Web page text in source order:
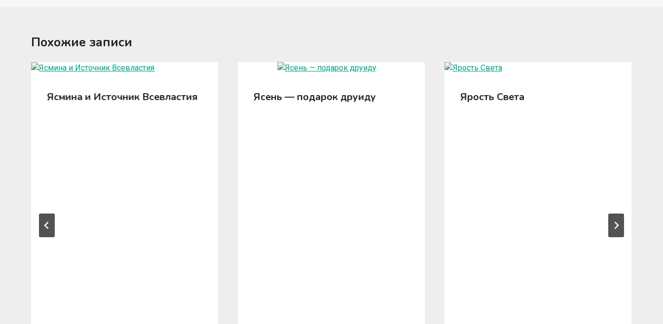
Похожие записи
Ясмина и Источник Всевластия Ясень — подарок друиду Ярость Света